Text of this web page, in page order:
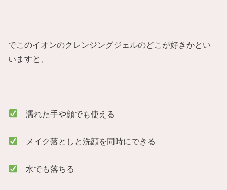
でこのイオンのクレンジングジェルのどこが好きかとい
いますと、
濡れた手や顔でも使える
メイク落としと洗顔を同時にできる
水でも落ちる